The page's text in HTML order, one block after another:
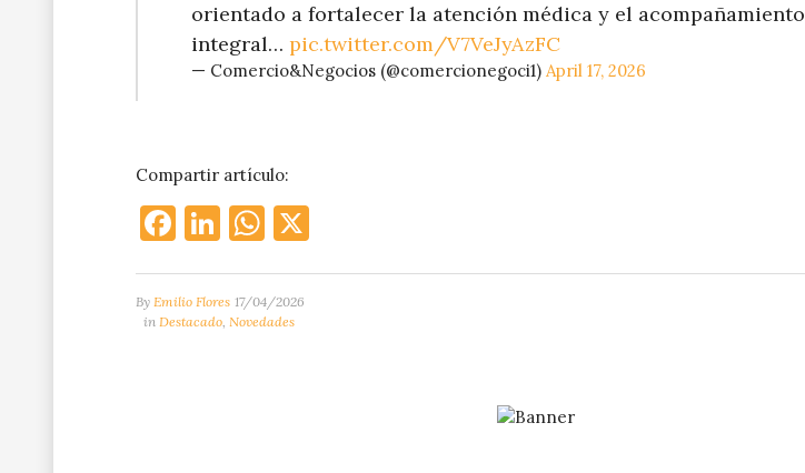
orientado a fortalecer la atención médica y el acompañamiento
integral… pic.twitter.com/V7VeJyAzFC
— Comercio&Negocios (@comercionegoci1) April 17, 2026
Compartir artículo:
Facebook
LinkedIn
WhatsApp
By Emilio Flores 17/04/2026
in Destacado, Novedades